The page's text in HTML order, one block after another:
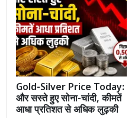
Gold-Silver Price Today:
और सस्ते हुए सोना-चांदी, कीमतें
आधा प्रतिशत से अधिक लुढ़की